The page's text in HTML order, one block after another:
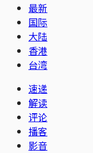
最新
国际
大陆
香港
台湾
速递
解读
评论
播客
影音